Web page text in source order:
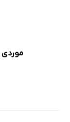
موردی